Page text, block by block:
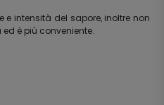
e intensità del sapore, inoltre non
è più conveniente.